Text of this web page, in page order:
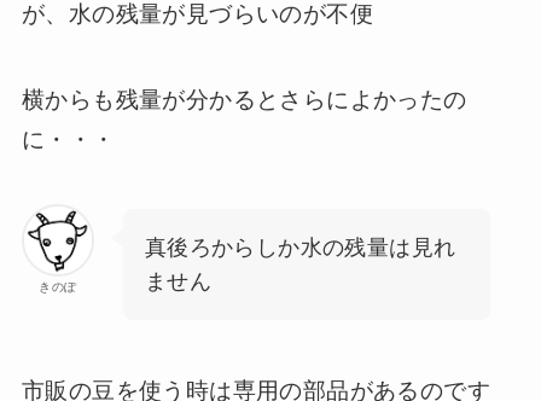
が、水の残量が見づらいのが不便
横からも残量が分かるとさらによかったの
に・・・
きのぽ
真後ろからしか水の残量は見れ
ません
市販の豆を使う時は専用の部品があるのです